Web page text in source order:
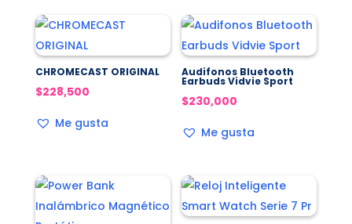
CHROMECAST ORIGINAL
$228,500
Me gusta
Audifonos Bluetooth
Earbuds Vidvie Sport
$230,000
Me gusta